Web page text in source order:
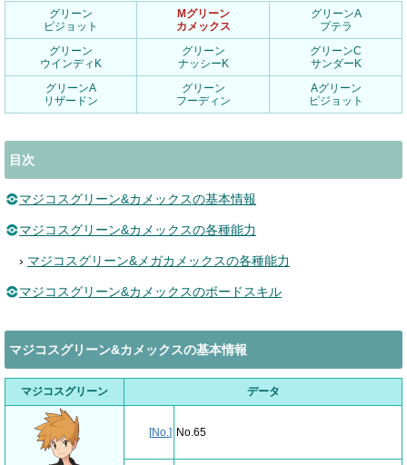
グリーン
ピジョット
Mグリーン
カメックス
グリーンA
プテラ
グリーン
ウインディK
グリーン
ナッシーK
グリーンC
サンダーK
グリーンA
リザードン
グリーン
フーディン
Aグリーン
ピジョット
目次
マジコスグリーン&カメックスの基本情報
マジコスグリーン&カメックスの各種能力
› マジコスグリーン&メガカメックスの各種能力
マジコスグリーン&カメックスのボードスキル
マジコスグリーン&カメックスの基本情報
マジコスグリーン データ
[No.] No.65